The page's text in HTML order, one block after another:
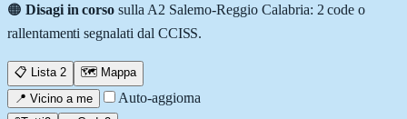
🟠 Disagi in corso sulla A2 Salerno-Reggio Calabria: 2 code o
rallentamenti segnalati dal CCISS.
📋 Lista 2
🗺️ Mappa
📍 Vicino a me
Auto-aggiorna